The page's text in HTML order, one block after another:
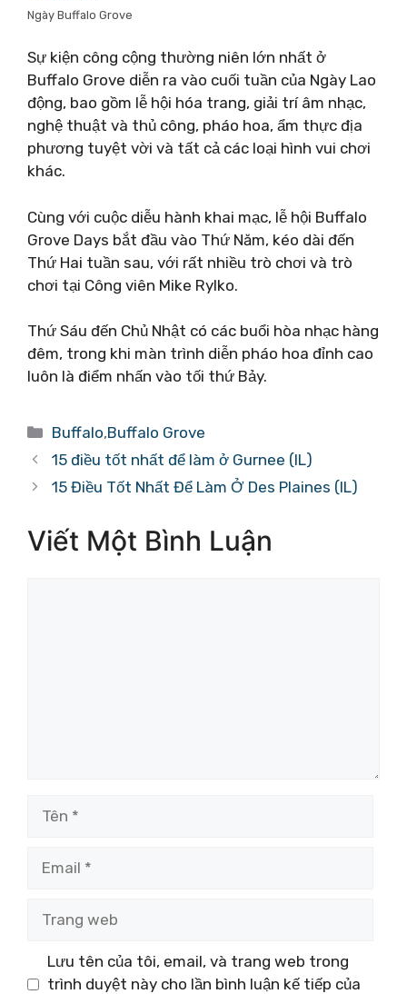
Ngày Buffalo Grove
Sự kiện công cộng thường niên lớn nhất ở
Buffalo Grove diễn ra vào cuối tuần của Ngày Lao
động, bao gồm lễ hội hóa trang, giải trí âm nhạc,
nghệ thuật và thủ công, pháo hoa, ẩm thực địa
phương tuyệt vời và tất cả các loại hình vui chơi
khác.
Cùng với cuộc diễu hành khai mạc, lễ hội Buffalo
Grove Days bắt đầu vào Thứ Năm, kéo dài đến
Thứ Hai tuần sau, với rất nhiều trò chơi và trò
chơi tại Công viên Mike Rylko.
Thứ Sáu đến Chủ Nhật có các buổi hòa nhạc hàng
đêm, trong khi màn trình diễn pháo hoa đỉnh cao
luôn là điểm nhấn vào tối thứ Bảy.
Danh
mục
Buffalo,Buffalo Grove
15 điều tốt nhất để làm ở Gurnee (IL)
15 Điều Tốt Nhất Để Làm Ở Des Plaines (IL)
Viết Một Bình Luận
web
Lưu tên của tôi, email, và trang web trong
trình duyệt này cho lần bình luận kế tiếp của